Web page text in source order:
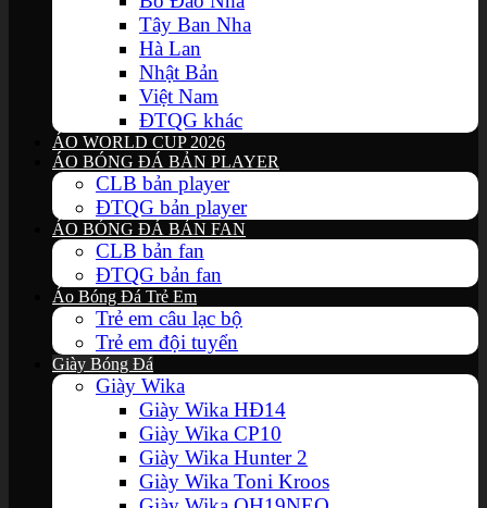
Tây Ban Nha
Hà Lan
Nhật Bản
Việt Nam
ĐTQG khác
ÁO WORLD CUP 2026
ÁO BÓNG ĐÁ BẢN PLAYER
CLB bản player
ĐTQG bản player
ÁO BÓNG ĐÁ BẢN FAN
CLB bản fan
ĐTQG bản fan
Áo Bóng Đá Trẻ Em
Trẻ em câu lạc bộ
Trẻ em đội tuyển
Giày Bóng Đá
Giày Wika
Giày Wika HĐ14
Giày Wika CP10
Giày Wika Hunter 2
Giày Wika Toni Kroos